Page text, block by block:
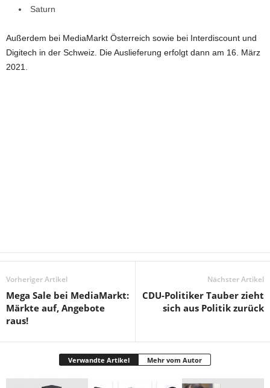
Saturn
Außerdem bei MediaMarkt Österreich sowie bei Interdiscount und
Digitech in der Schweiz. Die Auslieferung erfolgt dann am 16. März
2021.
Vorheriger Artikel
Mega Sale bei MediaMarkt:
Märkte auf, Angebote
raus!
Nächster Artikel
CDU-Politiker Tauber zieht
sich aus Politik zurück
Verwandte Artikel Mehr vom Autor